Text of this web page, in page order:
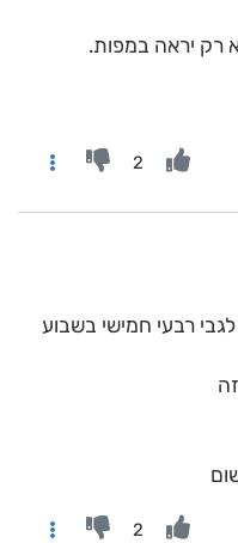
רק יראה במפות.
2
רבעי חמישי בשבוע
2